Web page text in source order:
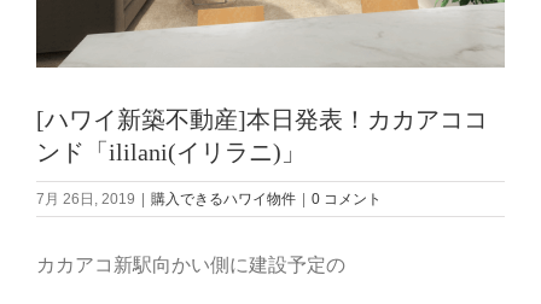
[ハワイ新築不動産]本日発表！カカアココ
ンド「ililani(イリラニ)」
7月 26日, 2019 | 購入できるハワイ物件 | 0 コメント
カカアコ新駅向かい側に建設予定の